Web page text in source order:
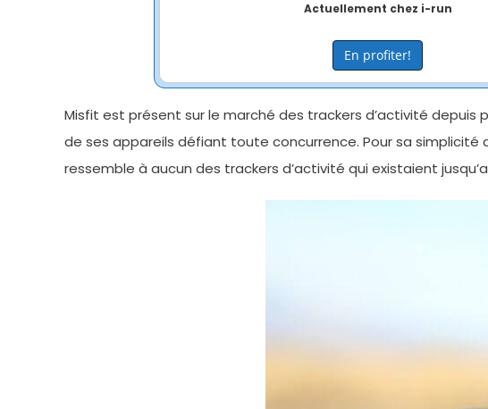
Actuellement chez i-run
En profiter!
Misfit est présent sur le marché des trackers d’activité
de ses appareils défiant toute concurrence. Pour sa simplicité
ressemble à aucun des trackers d’activité qui existaient